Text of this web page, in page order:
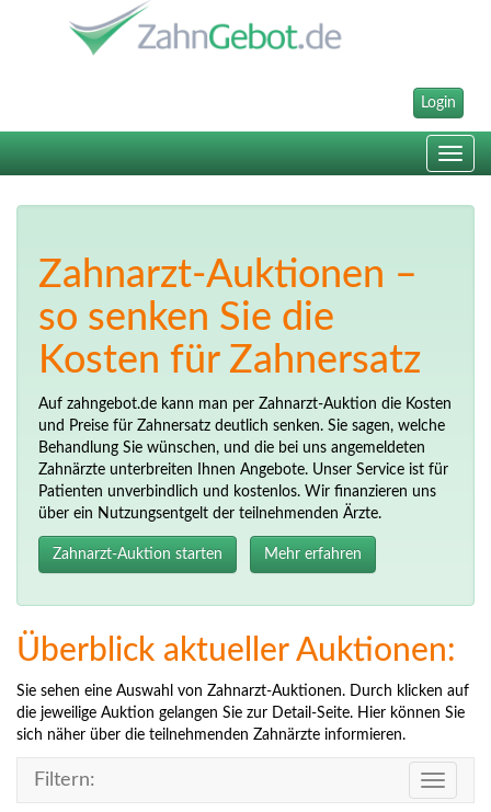
Login
Toggle
Zahnarzt-Auktionen –
so senken Sie die
Kosten für Zahnersatz
Auf zahngebot.de kann man per Zahnarzt-Auktion die Kosten
und Preise für Zahnersatz deutlich senken. Sie sagen, welche
Behandlung Sie wünschen, und die bei uns angemeldeten
Zahnärzte unterbreiten Ihnen Angebote. Unser Service ist für
Patienten unverbindlich und kostenlos. Wir finanzieren uns
über ein Nutzungsentgelt der teilnehmenden Ärzte.
Zahnarzt-Auktion starten Mehr erfahren
Überblick aktueller Auktionen:
Sie sehen eine Auswahl von Zahnarzt-Auktionen. Durch klicken auf
die jeweilige Auktion gelangen Sie zur Detail-Seite. Hier können Sie
sich näher über die teilnehmenden Zahnärzte informieren.
Toggle
Filtern: